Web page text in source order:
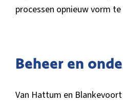
processen opnieuw vorm
Beheer en
Van Hattum en